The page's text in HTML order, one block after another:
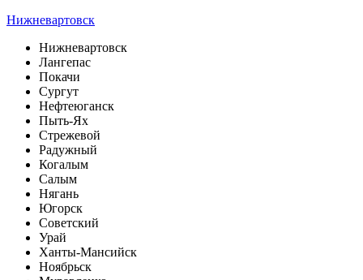
Нижневартовск
Нижневартовск
Лангепас
Покачи
Сургут
Нефтеюганск
Пыть-Ях
Стрежевой
Радужный
Когалым
Салым
Нягань
Югорск
Советский
Урай
Ханты-Мансийск
Ноябрьск